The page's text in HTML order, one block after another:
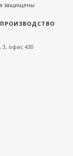
защищены
ПРОИЗВОДСТВО
3, офис 430